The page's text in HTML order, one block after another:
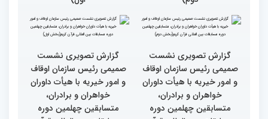
گزارش تصویری سومین روز
رقابت بخش برادران
بین‌المللی قرآن کریم(بخش
دوم)
گزارش تصویری سومین روز
رقابت بخش برادران
بین‌المللی قرآن کریم(بخش
اول)